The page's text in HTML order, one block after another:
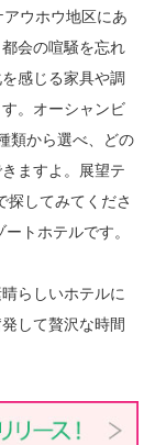
ウホウ地区にあ
会の喧騒を忘れ
感じる家具や調
。オーシャンビ
類から選べ、どの
ますよ。展望テ
探してみてくださ
トホテルです。
らしいホテルに
して贅沢な時間